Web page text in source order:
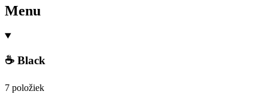
Menu
☕ Black
7 položiek